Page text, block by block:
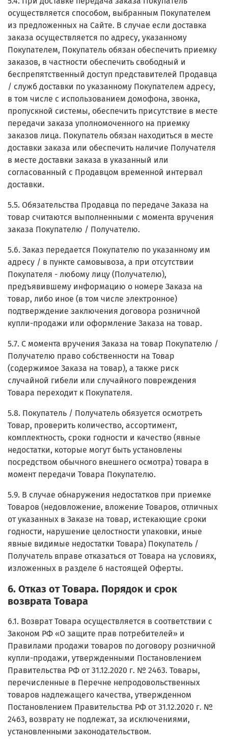
осуществляется способом, выбранным Покупателем
из предложенных на Сайте. В случае если доставка
заказа осуществляется по адресу, указанному
Покупателем, Покупатель обязан обеспечить приемку
заказов, в частности обеспечить свободный и
беспрепятственный доступ представителей Продавца
/ служб доставки по указанному Покупателем адресу,
в том числе с использованием домофона, звонка,
пропускной системы, обеспечить присутствие в месте
передачи заказа уполномоченного на приемку
заказов лица. Покупатель обязан находиться в месте
доставки заказа или обеспечить наличие Получателя
в месте доставки заказа в указанный или
согласованный с Продавцом временной интервал
доставки.
5.5. Обязательства Продавца по передаче Заказа на
товар считаются выполненными с момента вручения
заказа Покупателю / Получателю.
5.6. Заказ передается Покупателю по указанному им
адресу / в пункте самовывоза, а при отсутствии
Покупателя - любому лицу (Получателю),
предъявившему информацию о номере Заказа на
товар, либо иное (в том числе электронное)
подтверждение заключения договора розничной
купли-продажи или оформление Заказа на товар.
5.7. С момента вручения Заказа на товар Покупателю /
Получателю право собственности на Товар
(содержимое Заказа на товар), а также риск
случайной гибели или случайного повреждения
Товара переходит к Покупателя.
5.8. Покупатель / Получатель обязуется осмотреть
Товар, проверить количество, ассортимент,
комплектность, сроки годности и качество (явные
недостатки, которые могут быть установлены
посредством обычного внешнего осмотра) товара в
момент передачи Товара Покупателю.
5.9. В случае обнаружения недостатков при приемке
Товаров (недовложение, вложение Товаров, отличных
от указанных в Заказе на товар, истекающие сроки
годности, нарушение целостности упаковки, иные
явные видимые недостатки Товара) Покупатель /
Получатель вправе отказаться от Товара на условиях,
изложенных в разделе 6 настоящей Оферты.
6. Отказ от Товара. Порядок и срок
возврата Товара
6.1. Возврат Товара осуществляется в соответствии с
Законом РФ «О защите прав потребителей» и
Правилами продажи товаров по договору розничной
купли-продажи, утвержденными Постановлением
Правительства РФ от 31.12.2020 г. № 2463. Товары,
перечисленные в Перечне непродовольственных
товаров надлежащего качества, утвержденном
Постановлением Правительства РФ от 31.12.2020 г. №
2463, возврату не подлежат, за исключениями,
установленными законодательством.